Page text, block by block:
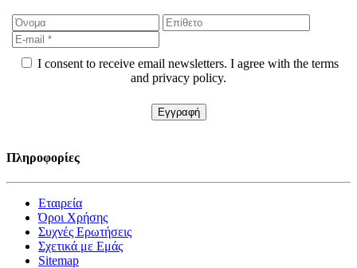
I consent to receive email newsletters. I agree with the terms
and privacy policy.
Πληροφορίες
Εταιρεία
Όροι Χρήσης
Συχνές Ερωτήσεις
Σχετικά με Εμάς
Sitemap